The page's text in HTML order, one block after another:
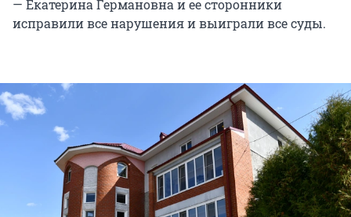
— Екатерина Германовна и ее сторонники
исправили все нарушения и выиграли все суды.